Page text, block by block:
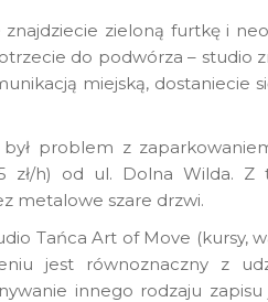
zieloną furtkę i
do podwórza – studio
miejską, dostaniecie
problem z
zł/h) od ul. Dolna Wilda. Z
metalowe szare drzwi.
Tańca Art of Move (kursy,
jest równoznaczny z
innego rodzaju